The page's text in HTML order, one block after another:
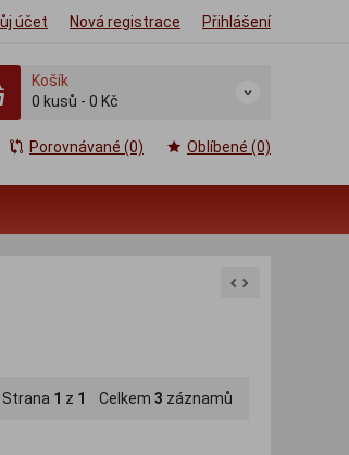
účet Nová registrace Přihlášení
Košík
0 kusů - 0 Kč
Porovnávané (0) Oblíbené (0)
Strana 1 z 1 Celkem 3 záznamů